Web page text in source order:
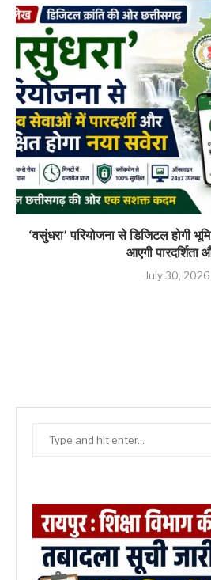
‘वसुंधरा’ परियोजना से डिजिटल होगी
आएगी पारदर्शिता
July 30, 2026